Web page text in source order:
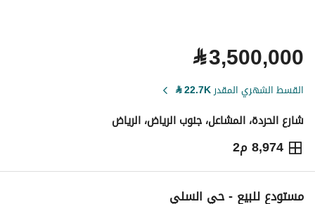
⃁3,500,000
القسط الشهري المقدر22.7K
⃁
شارع الحردة، المشاعل، جنوب الرياض، الرياض
8,974 م2
⃁
3,500,000
التفاصيل معلومات ترخيص الإعلانمستودع للبيع - حي السلي